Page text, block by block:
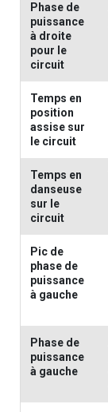
Phase de
puissance
à droite
pour le
circuit
Temps en
position
assise sur
le circuit
Temps en
danseuse
sur le
circuit
Pic de
phase de
puissance
à gauche
Phase de
puissance
à gauche